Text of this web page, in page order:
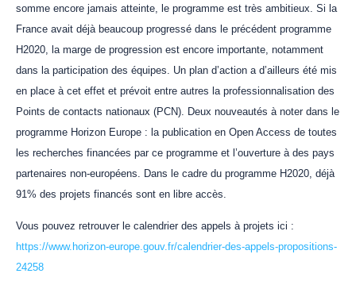
somme encore jamais atteinte, le programme est très ambitieux. Si la
France avait déjà beaucoup progressé dans le précédent programme
H2020, la marge de progression est encore importante, notamment
dans la participation des équipes. Un plan d’action a d’ailleurs été mis
en place à cet effet et prévoit entre autres la professionnalisation des
Points de contacts nationaux (PCN). Deux nouveautés à noter dans le
programme Horizon Europe : la publication en Open Access de toutes
les recherches financées par ce programme et l’ouverture à des pays
partenaires non-européens. Dans le cadre du programme H2020, déjà
91% des projets financés sont en libre accès.
Vous pouvez retrouver le calendrier des appels à projets ici :
https://www.horizon-europe.gouv.fr/calendrier-des-appels-propositions-
24258